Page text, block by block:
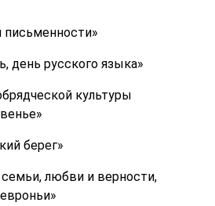
письменности»
день русского языка»
культуры
берег»
любви и верности,